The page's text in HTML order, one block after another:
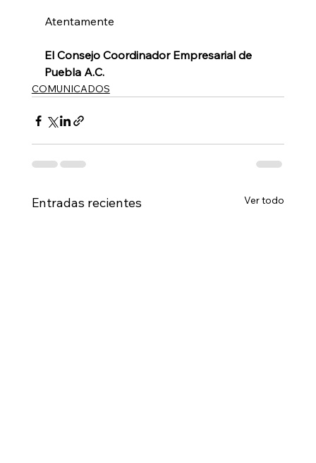
Atentamente
El Consejo Coordinador Empresarial de
Puebla A.C.
COMUNICADOS
Entradas recientes Ver todo